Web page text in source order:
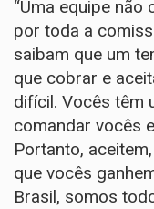
“Uma equipe não
por toda a
saibam que um
que cobrar e
difícil. Vocês têm
comandar vocês
Portanto,
que vocês
Brasil, somos